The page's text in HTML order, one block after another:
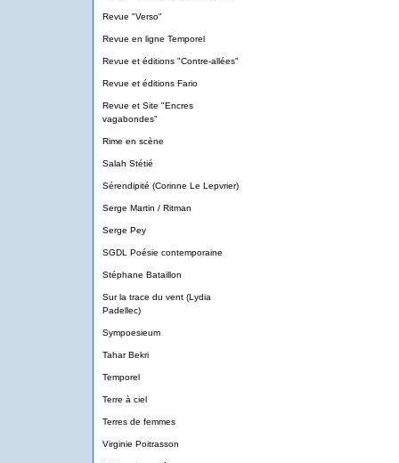
Revue "Verso"
Revue en ligne Temporel
Revue et éditions "Contre-allées"
Revue et éditions Fario
Revue et Site "Encres
vagabondes"
Rime en scène
Salah Stétié
Sérendipité (Corinne Le Lepvrier)
Serge Martin / Ritman
Serge Pey
SGDL Poésie contemporaine
Stéphane Bataillon
Sur la trace du vent (Lydia
Padellec)
Sympoesieum
Tahar Bekri
Temporel
Terre à ciel
Terres de femmes
Virginie Poitrasson